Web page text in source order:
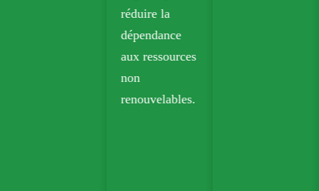
réduire la
dépendance
aux ressources
non
renouvelables.